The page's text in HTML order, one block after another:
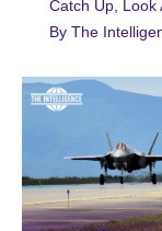
Catch Up Look
By The